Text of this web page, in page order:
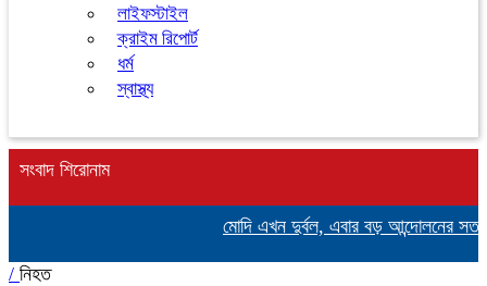
লাইফস্টাইল
ক্রাইম রিপোর্ট
ধর্ম
স্বাস্থ্য
সংবাদ শিরোনাম
মোদি এখন দুর্বল, এবার বড় আন্দোলনের
/ নিহত